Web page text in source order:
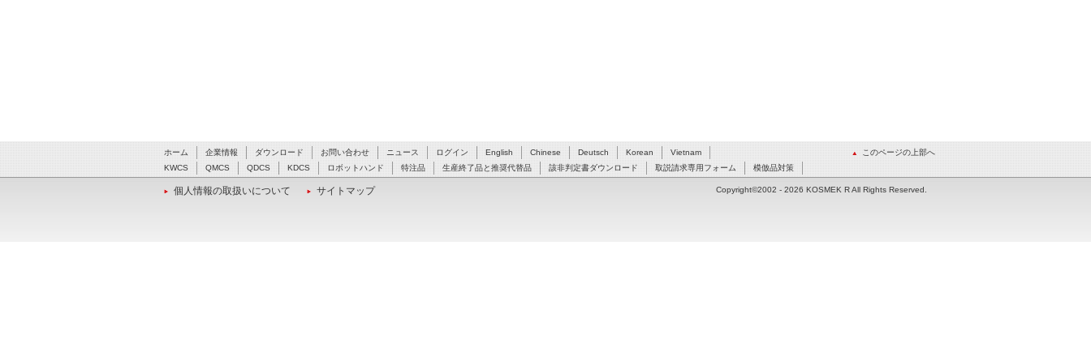
このページの上部へ
ホーム 企業情報 ダウンロード お問い合わせ ニュース ログイン English Chinese Deutsch Korean
Vietnam
KWCS
QMCS QDCS KDCS ロボットハンド 特注品 生産終了品と推奨代替品 該非判定書ダウンロード 取説請求専用フォーム 模倣品対策
個人情報の取扱いについて サイトマップ Copyright©2002 - 2026 KOSMEK R All Rights Reserved.